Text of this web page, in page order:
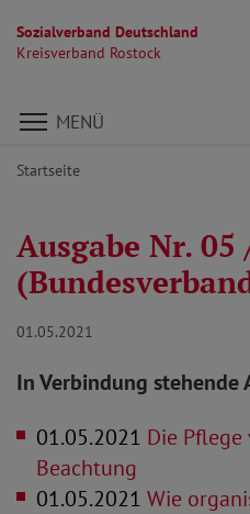
Sozialverband Deutschland
Kreisverband Rostock
Direkt zu den Inhalten
MENÜ
Startseite
Ausgabe Nr. 05
01.05.2021
In Verbindung stehende
01.05.2021 Die
Beachtung
01.05.2021 Wie